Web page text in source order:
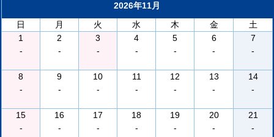
2026年11月
日
月 火 水 木 金
土
1
-
2
-
3
-
4
-
5
-
6
-
7
-
8
-
9
-
10
-
11
-
12
-
13
-
14
-
15
-
16
-
17
-
18
-
19
-
20
-
21
-